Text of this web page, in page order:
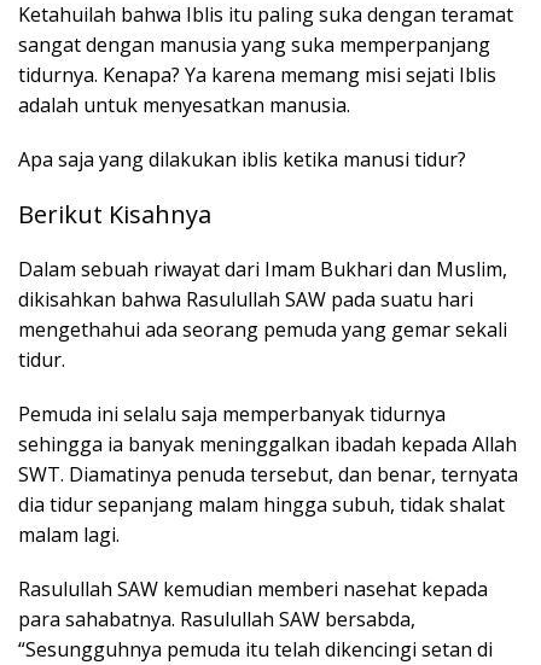
Ketahuilah bahwa Iblis itu paling suka dengan teramat
sangat dengan manusia yang suka memperpanjang
tidurnya. Kenapa? Ya karena memang misi sejati Iblis
adalah untuk menyesatkan manusia.
Apa saja yang dilakukan iblis ketika manusi tidur?
Berikut Kisahnya
Dalam sebuah riwayat dari Imam Bukhari dan Muslim,
dikisahkan bahwa Rasulullah SAW pada suatu hari
mengethahui ada seorang pemuda yang gemar sekali
tidur.
Pemuda ini selalu saja memperbanyak tidurnya
sehingga ia banyak meninggalkan ibadah kepada Allah
SWT. Diamatinya penuda tersebut, dan benar, ternyata
dia tidur sepanjang malam hingga subuh, tidak shalat
malam lagi.
Rasulullah SAW kemudian memberi nasehat kepada
para sahabatnya. Rasulullah SAW bersabda,
“Sesungguhnya pemuda itu telah dikencingi setan di